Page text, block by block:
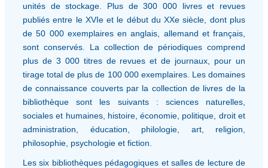
unités de stockage. Plus de 300 000 livres et revues
publiés entre le XVIe et le début du XXe siècle, dont plus
de 50 000 exemplaires en anglais, allemand et français,
sont conservés. La collection de périodiques comprend
plus de 3 000 titres de revues et de journaux, pour un
tirage total de plus de 100 000 exemplaires. Les domaines
de connaissance couverts par la collection de livres de la
bibliothèque sont les suivants : sciences naturelles,
sociales et humaines, histoire, économie, politique, droit et
administration, éducation, philologie, art, religion,
philosophie, psychologie et fiction.
Les six bibliothèques pédagogiques et salles de lecture de